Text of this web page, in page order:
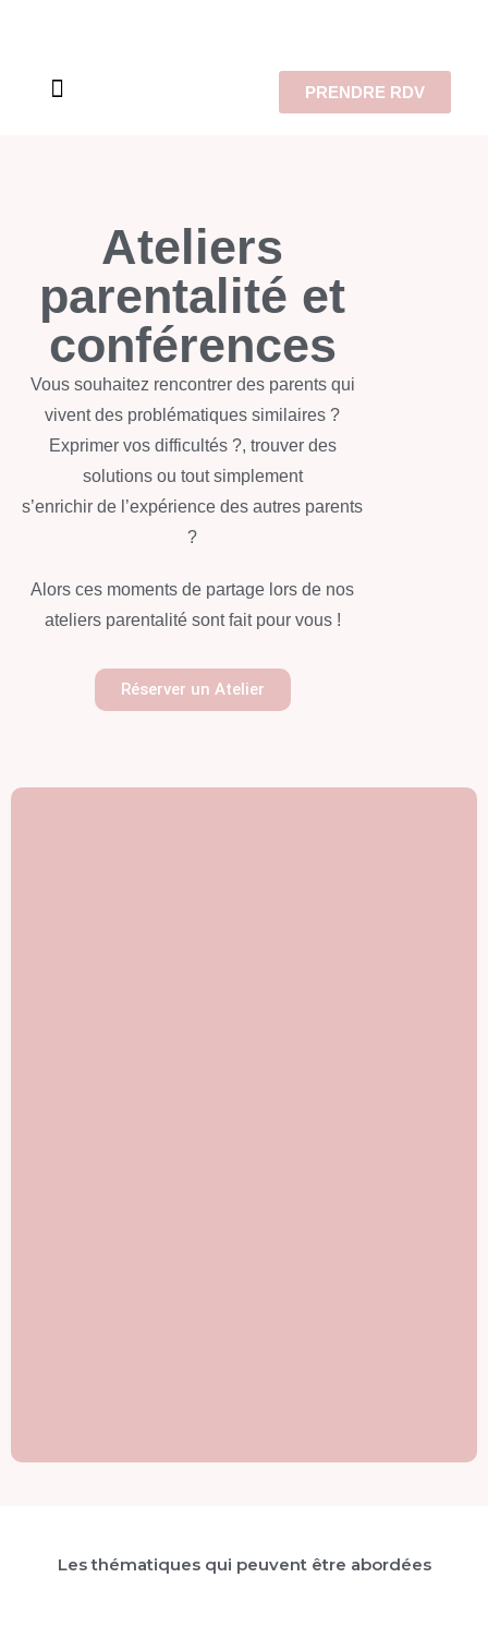
PRENDRE RDV
Ateliers
parentalité et
conférences
Vous souhaitez rencontrer des parents qui
vivent des problématiques similaires ?
Exprimer vos difficultés ?, trouver des
solutions ou tout simplement
s’enrichir de l’expérience des autres parents
?
Alors ces moments de partage lors de nos
ateliers parentalité sont fait pour vous !
Réserver un Atelier
Les thématiques qui peuvent être abordées